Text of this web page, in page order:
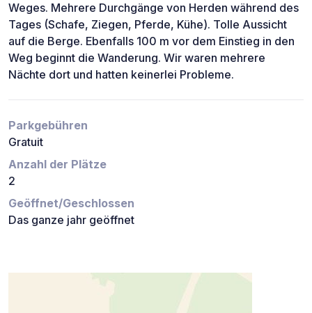
Weges. Mehrere Durchgänge von Herden während des
Tages (Schafe, Ziegen, Pferde, Kühe). Tolle Aussicht
auf die Berge. Ebenfalls 100 m vor dem Einstieg in den
Weg beginnt die Wanderung. Wir waren mehrere
Nächte dort und hatten keinerlei Probleme.
Parkgebühren
Gratuit
Anzahl der Plätze
2
Geöffnet/Geschlossen
Das ganze jahr geöffnet